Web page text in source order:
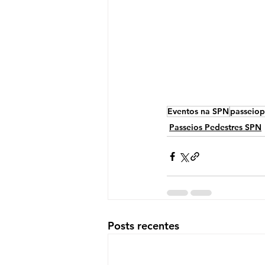
Eventos na SPN
Passeios Pedestres SPN
Posts recentes